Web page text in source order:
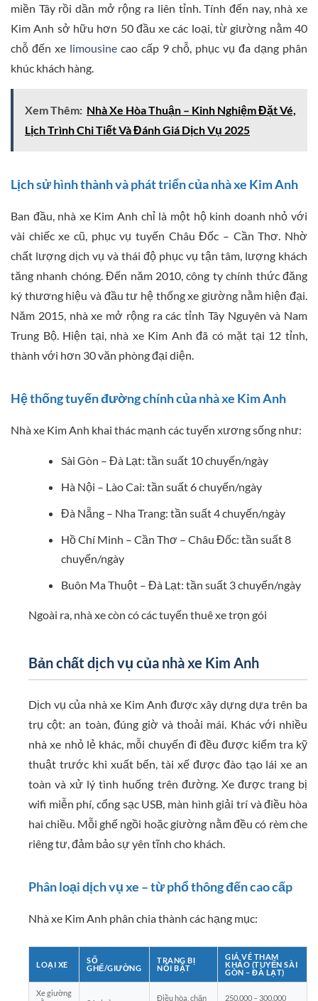
miền Tây rồi dần mở rộng ra liên tỉnh. Tính đến nay, nhà xe
Kim Anh sở hữu hơn 50 đầu xe các loại, từ giường nằm 40
chỗ đến xe limousinecao cấp 9 chỗ, phục vụ đa dạng phân
khúc khách hàng.
Xem Thêm: Nhà Xe Hòa Thuận – Kinh Nghiệm Đặt Vé,
Lịch Trình Chi Tiết Và Đánh Giá Dịch Vụ 2025
Lịch sử hình thành và phát triển của nhà xe Kim Anh
Ban đầu, nhà xe Kim Anh chỉ là một hộ kinh doanh nhỏ với
vài chiếc xe cũ, phục vụ tuyến Châu Đốc – Cần Thơ. Nhờ
chất lượng dịch vụ và thái độ phục vụ tận tâm, lượng khách
tăng nhanh chóng. Đến năm 2010, công ty chính thức đăng
ký thương hiệu và đầu tư hệ thống xe giường nằm hiện đại.
Năm 2015, nhà xe mở rộng ra các tỉnh Tây Nguyên và Nam
Trung Bộ. Hiện tại, nhà xe Kim Anh đã có mặt tại 12 tỉnh,
thành với hơn 30 văn phòng đại diện.
Hệ thống tuyến đường chính của nhà xe Kim Anh
Nhà xe Kim Anh khai thác mạnh các tuyến xương sống như:
Sài Gòn – Đà Lạt: tần suất 10 chuyến/ngày
Hà Nội – Lào Cai: tần suất 6 chuyến/ngày
Đà Nẵng – Nha Trang: tần suất 4 chuyến/ngày
Hồ Chí Minh – Cần Thơ – Châu Đốc: tần suất 8
chuyến/ngày
Buôn Ma Thuột – Đà Lạt: tần suất 3 chuyến/ngày
Ngoài ra, nhà xe còn có các tuyến thuê xe trọn gói
Bản chất dịch vụ của nhà xe Kim Anh
Dịch vụ của nhà xe Kim Anh được xây dựng dựa trên ba
trụ cột: an toàn, đúng giờ và thoải mái. Khác với nhiều
nhà xe nhỏ lẻ khác, mỗi chuyến đi đều được kiểm tra kỹ
thuật trước khi xuất bến, tài xế được đào tạo lái xe an
toàn và xử lý tình huống trên đường. Xe được trang bị
wifi miễn phí, cổng sạc USB, màn hình giải trí và điều hòa
hai chiều. Mỗi ghế ngồi hoặc giường nằm đều có rèm che
riêng tư, đảm bảo sự yên tĩnh cho khách.
Phân loại dịch vụ xe – từ phổ thông đến cao cấp
Nhà xe Kim Anh phân chia thành các hạng mục:
LOẠI XE
SỐ
GHẾ/GIƯỜNG
TRANG BỊ
NỔI BẬT
GIÁ VÉ THAM
KHẢO (TUYẾN SÀI
GÒN – ĐÀ LẠT)
Xe giường
Điều hòa, chăn 250.000 – 300.000